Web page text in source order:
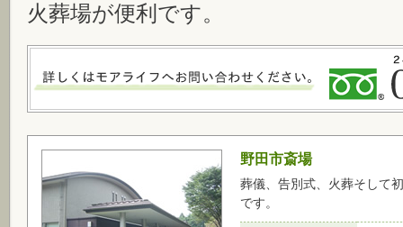
火葬場が便利です。
野田市斎場
葬儀、告別式、火葬そして
です。